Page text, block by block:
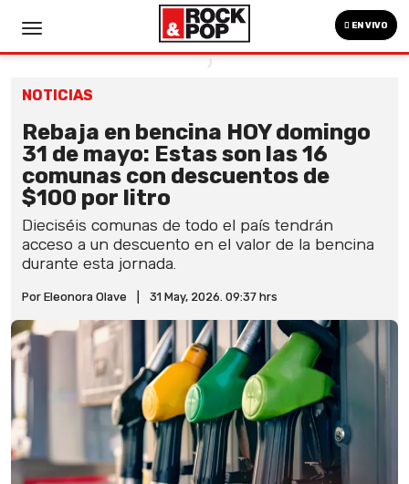
EN VIVO
NOTICIAS
Rebaja en bencina HOY domingo
31 de mayo: Estas son las 16
comunas con descuentos de
$100 por litro
Dieciséis comunas de todo el país tendrán
acceso a un descuento en el valor de la bencina
durante esta jornada.
Por Eleonora Olave 31 May, 2026. 09:37 hrs